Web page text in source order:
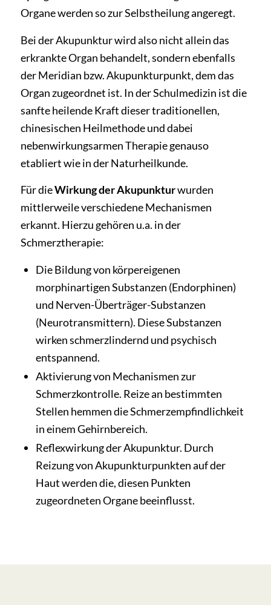
Organe werden so zur Selbstheilung angeregt.
Bei der Akupunktur wird also nicht allein das
erkrankte Organ behandelt, sondern ebenfalls
der Meridian bzw. Akupunkturpunkt, dem das
Organ zugeordnet ist. In der Schulmedizin ist die
sanfte heilende Kraft dieser traditionellen,
chinesischen Heilmethode und dabei
nebenwirkungsarmen Therapie genauso
etabliert wie in der Naturheilkunde.
Für dieWirkung der Akupunkturwurden
mittlerweile verschiedene Mechanismen
erkannt. Hierzu gehören u.a. in der
Schmerztherapie:
Die Bildung von körpereigenen
morphinartigen Substanzen (Endorphinen)
und Nerven-Überträger-Substanzen
(Neurotransmittern). Diese Substanzen
wirken schmerzlindernd und psychisch
entspannend.
Aktivierung von Mechanismen zur
Schmerzkontrolle. Reize an bestimmten
Stellen hemmen die Schmerzempfindlichkeit
in einem Gehirnbereich.
Reflexwirkung der Akupunktur. Durch
Reizung von Akupunkturpunkten auf der
Haut werden die, diesen Punkten
zugeordneten Organe beeinflusst.